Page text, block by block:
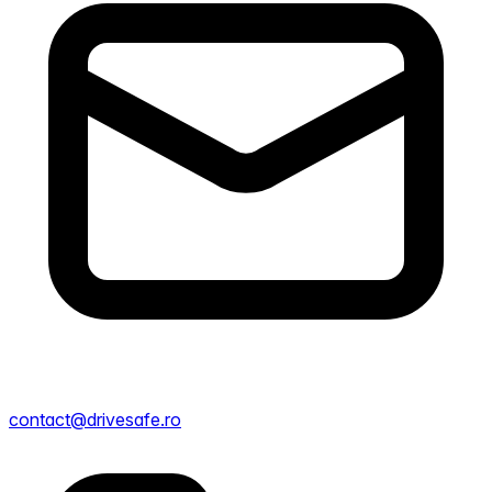
contact@drivesafe.ro